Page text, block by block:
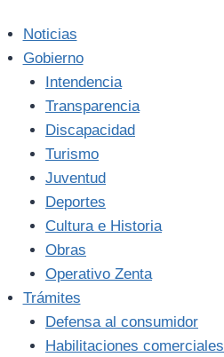
Noticias
Gobierno
Intendencia
Transparencia
Discapacidad
Turismo
Juventud
Deportes
Cultura e Historia
Obras
Operativo Zenta
Trámites
Defensa al consumidor
Habilitaciones comerciales